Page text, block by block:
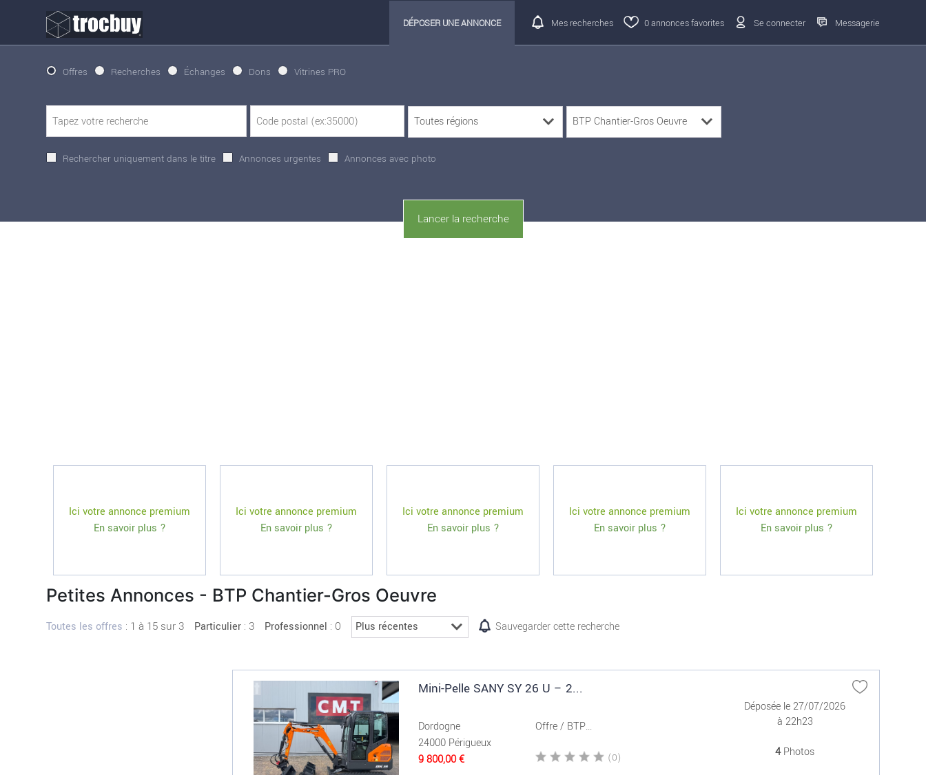
DÉPOSER UNE ANNONCE Mes recherches 0annonces favorites Se connecter Messagerie
Offres Recherches Échanges Dons Vitrines PRO
Rechercher uniquement dans le titre Annonces urgentes Annonces avec photo
Ici votre annonce premium
En savoir plus ?
Ici votre annonce premium
En savoir plus ?
Ici votre annonce premium
En savoir plus ?
Ici votre annonce premium
En savoir plus ?
Ici votre annonce premium
En savoir plus ?
Petites Annonces - BTP Chantier-Gros Oeuvre
Toutes les offres : 1 à 15 sur 3 Particulier : 3 Professionnel : 0 Sauvegarder cette recherche
Mini-Pelle SANY SY 26 U – 2...
Dordogne
24000 Périgueux
9 800,00 €
Offre / BTP...
(0)
Déposée le 27/07/2026
à 22h23
4Photos